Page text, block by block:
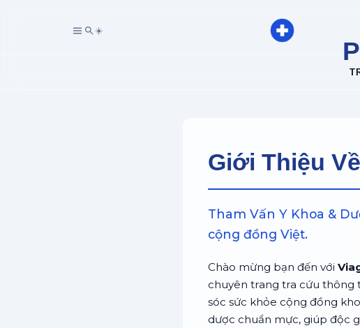
☀️
Giới Thiệu
Tham Vấn Y Khoa &
cộng đồng Việt.
Chào mừng bạn đến với
chuyên trang tra cứu thông
sóc sức khỏe cộng đồng
dược chuẩn mực, giúp độc